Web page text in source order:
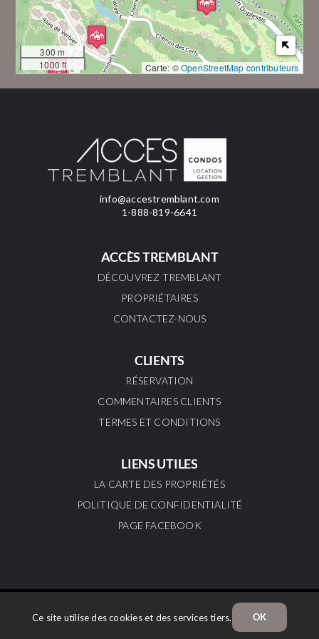
300 m
1000 ft
Carte: ©OpenStreetMap contributeurs
info@accestremblant.com
1-888-819-6641
ACCÈS TREMBLANT
DÉCOUVREZ TREMBLANT
PROPRIÉTAIRES
CONTACTEZ-NOUS
CLIENTS
RÉSERVATION
COMMENTAIRES CLIENTS
TERMES ET CONDITIONS
LIENS UTILES
LA CARTE DES PROPRIÉTÉS
POLITIQUE DE CONFIDENTIALITÉ
PAGE FACEBOOK
Accès Tremblant © 2026 – Tous droits réservés
Ce site utilise des cookies et des services tiers. OK